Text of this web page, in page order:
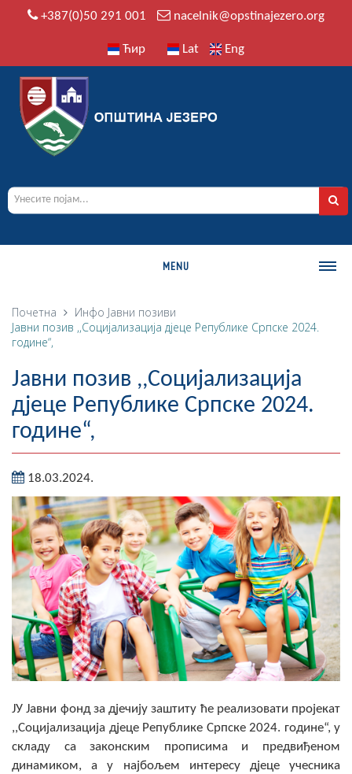
+387(0)50 291 001 nacelnik@opstinajezero.org
Ћир Lat Eng
MENU
О ОПШТИНИ
Историја
Географија
Насељена мјеста
Занимљивости
Фотогалерија
НАЧЕЛНИК
О Начелнику
Замјеник начелника
Извјештај о раду начелника
СКУПШТИНА
Скупштинско вијеће општине језеро
Састав Скупштине
Почетна Инфо Јавни позиви
Јавни позив ,,Социјализација дјеце Републике Српске 2024.
године“,
Јавни позив ,,Социјализација
дјеце Републике Српске 2024.
године“,
18.03.2024.
JУ Јавни фонд за дјечију заштиту ће реализовати пројекат
,,Социјализација дјеце Републике Српске 2024. године“, у
складу са законским прописима и предвиђеном
динамиком, а у најбољем интересу дјеце учесника